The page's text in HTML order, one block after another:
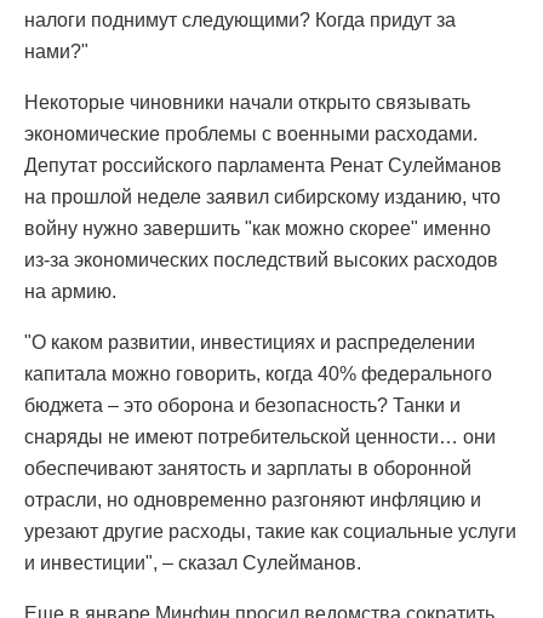
налоги поднимут следующими? Когда придут за
нами?"
Некоторые чиновники начали открыто связывать
экономические проблемы с военными расходами.
Депутат российского парламента Ренат Сулейманов
на прошлой неделе заявил сибирскому изданию, что
войну нужно завершить "как можно скорее" именно
из-за экономических последствий высоких расходов
на армию.
"О каком развитии, инвестициях и распределении
капитала можно говорить, когда 40% федерального
бюджета – это оборона и безопасность? Танки и
снаряды не имеют потребительской ценности… они
обеспечивают занятость и зарплаты в оборонной
отрасли, но одновременно разгоняют инфляцию и
урезают другие расходы, такие как социальные услуги
и инвестиции", – сказал Сулейманов.
Еще в январе Минфин просил ведомства сократить